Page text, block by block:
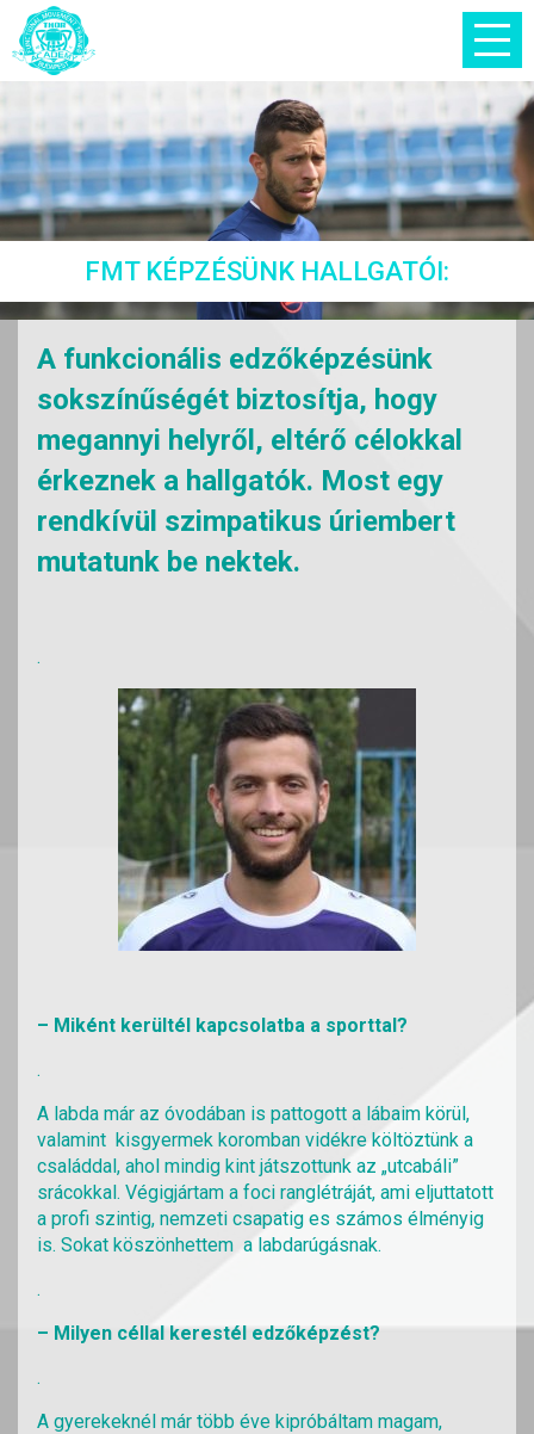
FMT KÉPZÉSÜNK HALLGATÓI:
A funkcionális edzőképzésünk
sokszínűségét biztosítja, hogy
megannyi helyről, eltérő célokkal
érkeznek a hallgatók. Most egy
rendkívül szimpatikus úriembert
mutatunk be nektek.
.
– Miként kerültél kapcsolatba a sporttal?
.
A labda már az óvodában is pattogott a lábaim körül,
valamint kisgyermek koromban vidékre költöztünk a
családdal, ahol mindig kint játszottunk az „utcabáli”
srácokkal. Végigjártam a foci ranglétráját, ami eljuttatott
a profi szintig, nemzeti csapatig es számos élményig
is. Sokat köszönhettem a labdarúgásnak.
.
– Milyen céllal kerestél edzőképzést?
.
A gyerekeknél már több éve kipróbáltam magam,